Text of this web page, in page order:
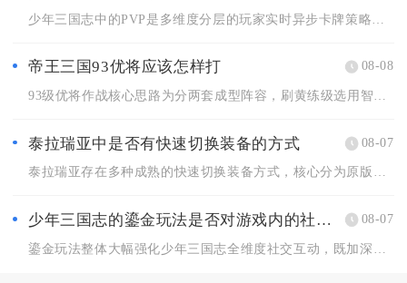
帝王三国93优将应该怎样打 08-08
泰拉瑞亚中是否有快速切换装备的方式 08-07
泰拉瑞亚存在多种成熟的快速切换装备方式，核心分为原版内置套装...
少年三国志的鎏金玩法是否对游戏内的社交互动有影响 08-07